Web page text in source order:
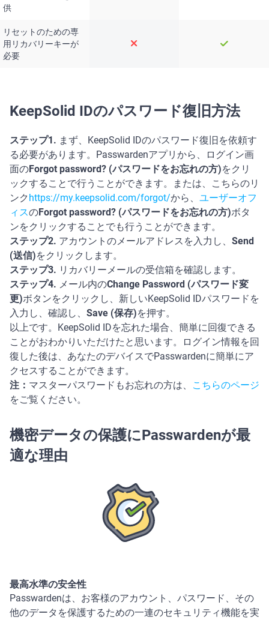
供
リセットのための専
用リカバリーキーが
必要
KeepSolid IDのパスワード復旧方法
ステップ1. まず、KeepSolid IDのパスワード復旧を依頼す
る必要があります。Passwardenアプリから、ログイン画
面のForgot password? (パスワードをお忘れの方)をクリ
ックすることで行うことができます。または、こちらのリ
ンク https://my.keepsolid.com/forgot/から、 ユーザーオフ
ィスのForgot password? (パスワードをお忘れの方)ボタ
ンをクリックすることでも行うことができます。
ステップ2. アカウントのメールアドレスを入力し、 Send
(送信)をクリックします。
ステップ3. リカバリーメールの受信箱を確認します。
ステップ4. メール内のChange Password (パスワード変
更)ボタンをクリックし、新しいKeepSolid IDパスワードを
入力し、確認し、 Save (保存)を押す。
以上です。KeepSolid IDを忘れた場合、簡単に回復できる
ことがおわかりいただけたと思います。ログイン情報を回
復した後は、あなたのデバイスでPasswardenに簡単にア
クセスすることができます。
注： マスターパスワードもお忘れの方は、
こちらのページ
をご覧ください。
機密データの保護にPasswardenが最
適な理由
最高水準の安全性
Passwardenは、お客様のアカウント、パスワード、その
他のデータを保護するための一連のセキュリティ機能を実